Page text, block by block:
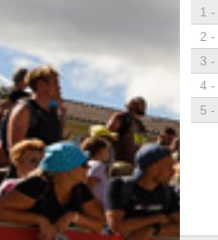
1 -
2 -
3 -
4 -
5 -